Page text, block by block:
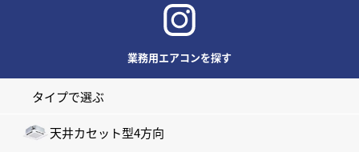
業務用エアコンを探す
タイプで選ぶ
天井カセット型4方向